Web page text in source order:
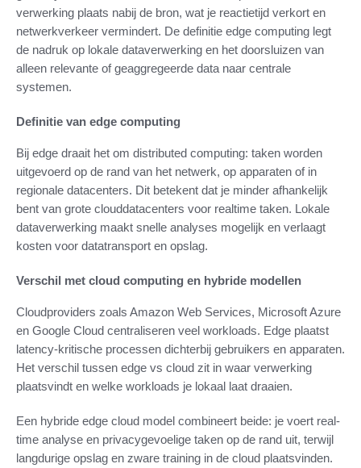
verwerking plaats nabij de bron, wat je reactietijd verkort en
netwerkverkeer vermindert. De definitie edge computing legt
de nadruk op lokale dataverwerking en het doorsluizen van
alleen relevante of geaggregeerde data naar centrale
systemen.
Definitie van edge computing
Bij edge draait het om distributed computing: taken worden
uitgevoerd op de rand van het netwerk, op apparaten of in
regionale datacenters. Dit betekent dat je minder afhankelijk
bent van grote clouddatacenters voor realtime taken. Lokale
dataverwerking maakt snelle analyses mogelijk en verlaagt
kosten voor datatransport en opslag.
Verschil met cloud computing en hybride modellen
Cloudproviders zoals Amazon Web Services, Microsoft Azure
en Google Cloud centraliseren veel workloads. Edge plaatst
latency-kritische processen dichterbij gebruikers en apparaten.
Het verschil tussen edge vs cloud zit in waar verwerking
plaatsvindt en welke workloads je lokaal laat draaien.
Een hybride edge cloud model combineert beide: je voert real-
time analyse en privacygevoelige taken op de rand uit, terwijl
langdurige opslag en zware training in de cloud plaatsvinden.